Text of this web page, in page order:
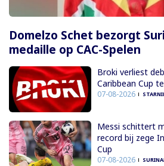
Domelzo Schet bezorgt
medaille op CAC-Spelen
Broki verliest
Caribbean Cup
07-08-2026
Messi schittert
record bij zege
Cup
07-08-2026